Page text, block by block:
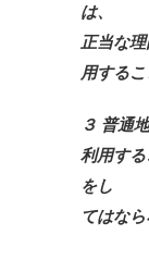
は、
正当な
用する
３ 普通
利用す
をし
てはなら